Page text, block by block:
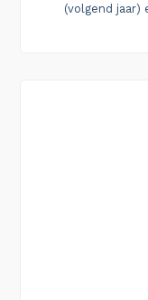
(volgend jaar)